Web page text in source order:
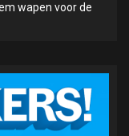
wapen voor de